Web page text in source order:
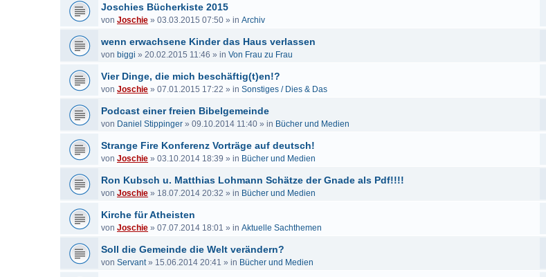
Joschies Bücherkiste 2015
von Joschie » 03.03.2015 07:50 » in Archiv
wenn erwachsene Kinder das Haus verlassen
von biggi » 20.02.2015 11:46 » in Von Frau zu Frau
Vier Dinge, die mich beschäftig(t)en!?
von Joschie » 07.01.2015 17:22 » in Sonstiges / Dies & Das
Podcast einer freien Bibelgemeinde
von Daniel Stippinger » 09.10.2014 11:40 » in Bücher und Medien
Strange Fire Konferenz Vorträge auf deutsch!
von Joschie » 03.10.2014 18:39 » in Bücher und Medien
Ron Kubsch u. Matthias Lohmann Schätze der Gnade als Pdf!!!!
von Joschie » 18.07.2014 20:32 » in Bücher und Medien
Kirche für Atheisten
von Joschie » 07.07.2014 18:01 » in Aktuelle Sachthemen
Soll die Gemeinde die Welt verändern?
von Servant» 15.06.2014 20:41 » in Bücher und Medien